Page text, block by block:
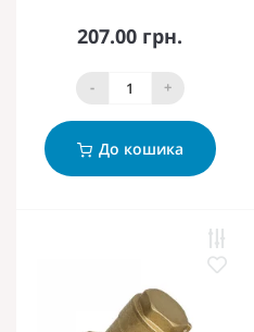
207.00 грн.
- +
До кошика